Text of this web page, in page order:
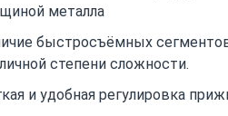
металла
быстросъёмных
степени сложности.
и удобная регулировка